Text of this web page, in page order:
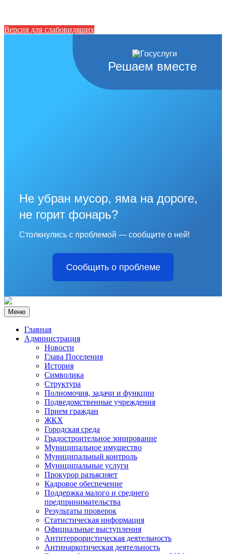
Версия для слабовидящих
Решаем вместе
Не убран мусор, яма на дороге,
не горит фонарь?
Столкнулись с проблемой — сообщите о ней!
Сообщить о проблеме
Меню
Главная
Администрация
Новости
Глава Поселения
История
Символика
Структура
Полномочия, задачи и функции
Подведомственные учреждения
Прием граждан
ЖКХ
Городская среда
Градостроительное зонирование
Муниципальное имущество
Муниципальный контроль
Муниципальные услуги
Прокурор разъясняет
Кадровое обеспечение
Поддержка малого и среднего
предпринимательства
Результаты проверок
Статистическая информация
Официальные выступления
Антитеррористическая деятельность
Антинаркотическая деятельность